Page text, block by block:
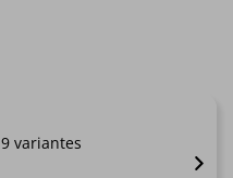
variantes